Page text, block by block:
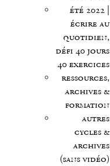
été 2022 |
écrire au
quotidien,
défi 40 jours
40 exercices
ressources,
archives &
formation
autres
cycles &
archives
(sans vidéo)